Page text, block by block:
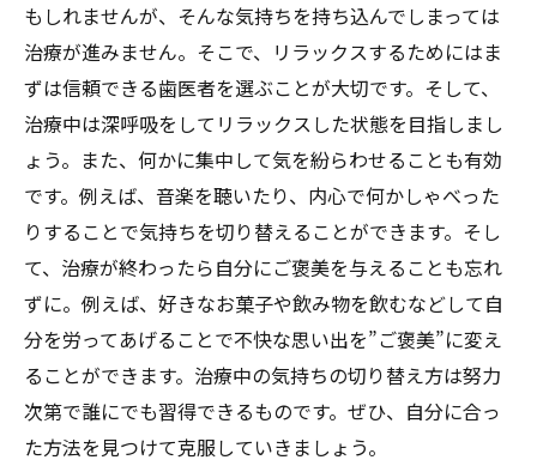
もしれませんが、そんな気持ちを持ち込んでしまっては
治療が進みません。そこで、リラックスするためにはま
ずは信頼できる歯医者を選ぶことが大切です。そして、
治療中は深呼吸をしてリラックスした状態を目指しまし
ょう。また、何かに集中して気を紛らわせることも有効
です。例えば、音楽を聴いたり、内心で何かしゃべった
りすることで気持ちを切り替えることができます。そし
て、治療が終わったら自分にご褒美を与えることも忘れ
ずに。例えば、好きなお菓子や飲み物を飲むなどして自
分を労ってあげることで不快な思い出を”ご褒美”に変え
ることができます。治療中の気持ちの切り替え方は努力
次第で誰にでも習得できるものです。ぜひ、自分に合っ
た方法を見つけて克服していきましょう。